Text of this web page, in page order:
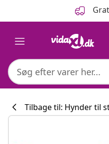
Tilbage til: Hynder til